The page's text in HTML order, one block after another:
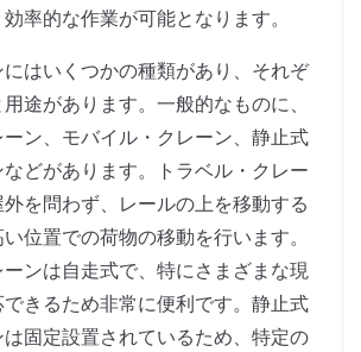
率的な作業が可能となります。
はいくつかの種類があり、それぞ
途があります。一般的なものに、
ーン、モバイル・クレーン、静止式
どがあります。トラベル・クレー
を問わず、レールの上を移動する
位置での荷物の移動を行います。
ンは自走式で、特にさまざまな現
きるため非常に便利です。静止式
固定設置されているため、特定の